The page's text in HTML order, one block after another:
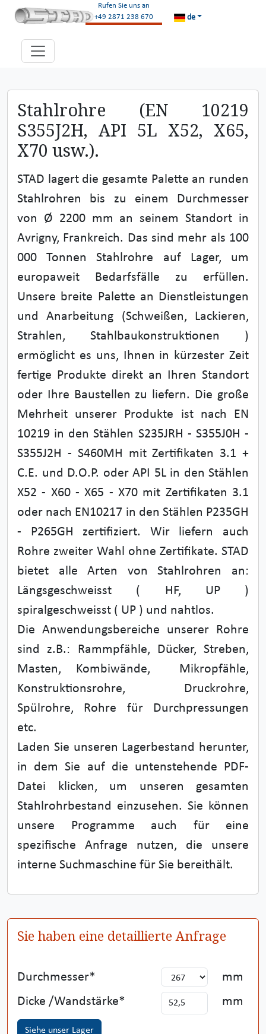
Rufen Sie uns an
+49 2871 238 670
de
Stahlrohre (EN 10219
S355J2H, API 5L X52, X65,
X70 usw.).
STAD lagert die gesamte Palette an runden
Stahlrohren bis zu einem Durchmesser
von Ø 2200 mm an seinem Standort in
Avrigny, Frankreich. Das sind mehr als 100
000 Tonnen Stahlrohre auf Lager, um
europaweit Bedarfsfälle zu erfüllen.
Unsere breite Palette an Dienstleistungen
und Anarbeitung (Schweißen, Lackieren,
Strahlen, Stahlbaukonstruktionen )
ermöglicht es uns, Ihnen in kürzester Zeit
fertige Produkte direkt an Ihren Standort
oder Ihre Baustellen zu liefern. Die große
Mehrheit unserer Produkte ist nach EN
10219 in den Stählen S235JRH - S355J0H -
S355J2H - S460MH mit Zertifikaten 3.1 +
C.E. und D.O.P. oder API 5L in den Stählen
X52 - X60 - X65 - X70 mit Zertifikaten 3.1
oder nach EN10217 in den Stählen P235GH
- P265GH zertifiziert. Wir liefern auch
Rohre zweiter Wahl ohne Zertifikate. STAD
bietet alle Arten von Stahlrohren an:
Längsgeschweisst ( HF, UP )
spiralgeschweisst ( UP ) und nahtlos.
Die Anwendungsbereiche unserer Rohre
sind z.B.: Rammpfähle, Dücker, Streben,
Masten, Kombiwände, Mikropfähle,
Konstruktionsrohre, Druckrohre,
Spülrohre, Rohre für Durchpressungen
etc.
Laden Sie unseren Lagerbestand herunter,
in dem Sie auf die untenstehende PDF-
Datei klicken, um unseren gesamten
Stahlrohrbestand einzusehen. Sie können
unsere Programme auch für eine
spezifische Anfrage nutzen, die unsere
interne Suchmaschine für Sie bereithält.
Sie haben eine detaillierte Anfrage
Durchmesser
mm
Dicke /Wandstärke
mm
Siehe unser Lager